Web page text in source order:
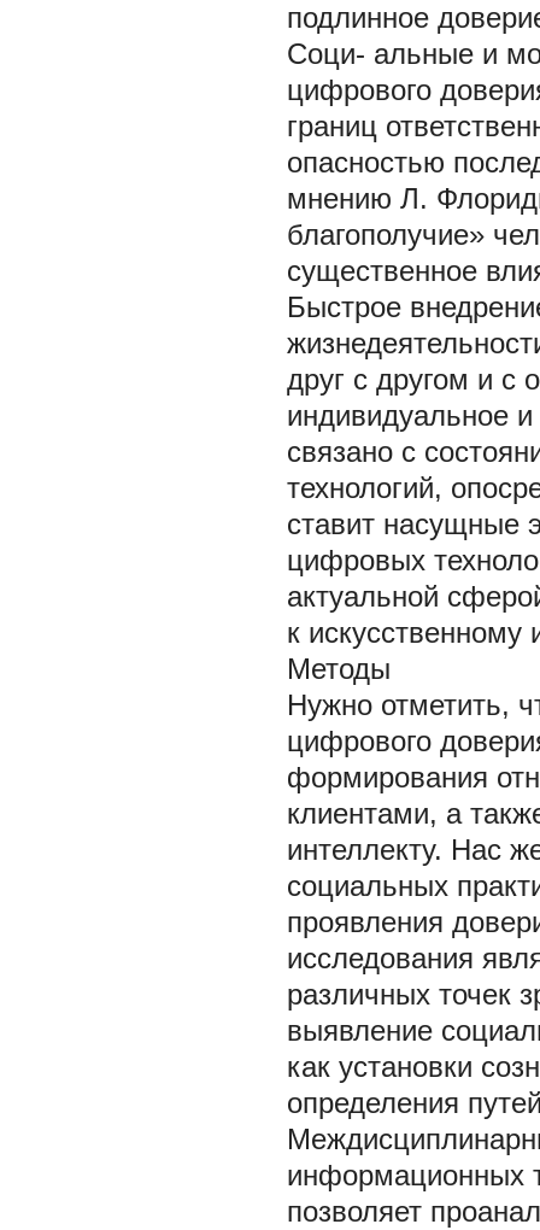
подлинное
Соци- альные и
цифрового
границ
опасностью
мнению Л.
благополучие»
существенное
Быстрое
друг с другом и с
индивидуальное
связано с
технологий,
ставит насущные
цифровых
актуальной
к искусственному
Методы
Нужно отметить,
цифрового
формирования
клиентами, а
интеллекту. Нас
социальных
проявления
исследования
различных точек
выявление
как установки
определения
информационных
позволяет